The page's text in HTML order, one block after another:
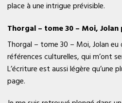
place à une intrigue prévisible.
Thorgal – tome 30 – Moi,
Thorgal – tome 30 – Moi, Jolan
références culturelles, qui m’ont
L’écriture est aussi légère qu’une
page.